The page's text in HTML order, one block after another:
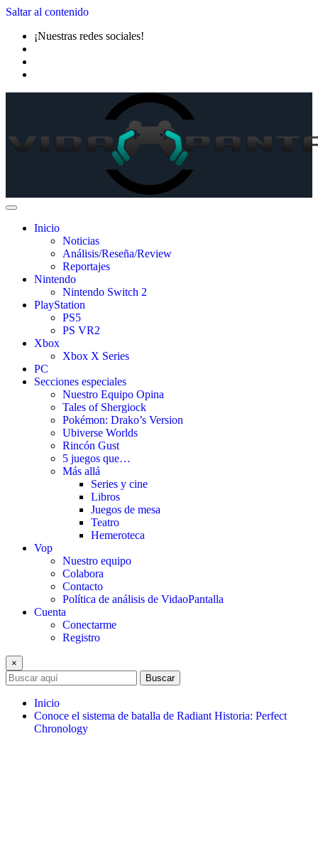
Saltar al contenido
¡Nuestras redes sociales!
Inicio
Noticias
Análisis/Reseña/Review
Reportajes
Nintendo
Nintendo Switch 2
PlayStation
PS5
PS VR2
Xbox
Xbox X Series
PC
Secciones especiales
Nuestro Equipo Opina
Tales of Shergiock
Pokémon: Drako’s Version
Ubiverse Worlds
Rincón Gust
5 juegos que…
Más allá
Series y cine
Libros
Juegos de mesa
Teatro
Hemeroteca
Vop
Nuestro equipo
Colabora
Contacto
Política de análisis de VidaoPantalla
Cuenta
Conectarme
Registro
×
Buscar
Inicio
Conoce el sistema de batalla de Radiant Historia: Perfect
Chronology